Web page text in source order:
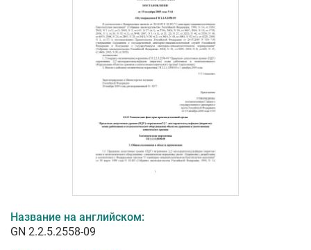
Название на английском:
GN 2.2.5.2558-09